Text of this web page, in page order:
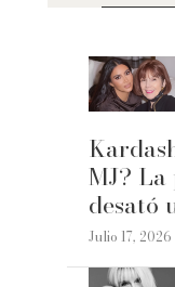
MJ?
desató
Julio 17, 2026